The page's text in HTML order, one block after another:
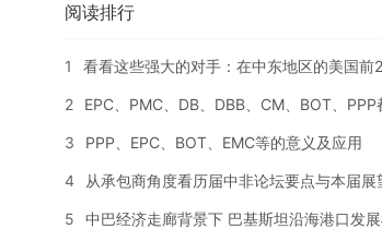
阅读排行
1 看看这些强大的对手：在中东地区的美国前
2 EPC、PMC、DB、DBB、CM、BOT、PPP
3 PPP、EPC、BOT、EMC等的意义及应用
4 从承包商角度看历届中非论坛要点与本届展
5 中巴经济走廊背景下 巴基斯坦沿海港口发